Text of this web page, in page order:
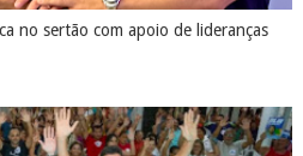
no sertão com apoio de lideranças